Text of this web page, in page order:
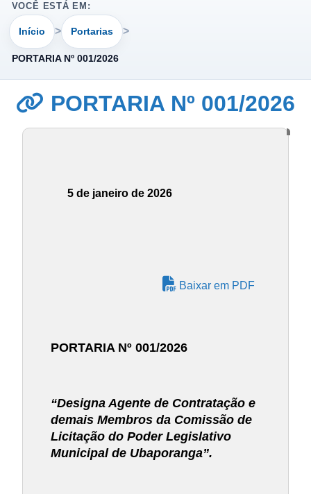
VOCÊ ESTÁ EM:
Início Portarias
PORTARIA Nº 001/2026
PORTARIA Nº 001/2026
5 de janeiro de 2026
Baixar em PDF
PORTARIA Nº 001/2026
“Designa Agente de Contratação e
demais Membros da Comissão de
Licitação do Poder Legislativo
Municipal de Ubaporanga”.